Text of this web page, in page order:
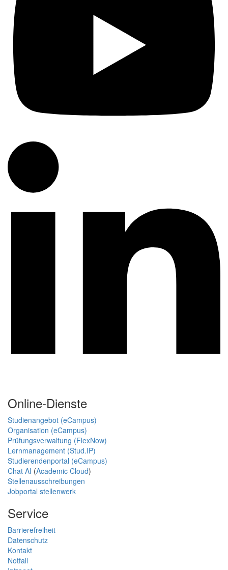
Online-Dienste
Studienangebot (eCampus)
Organisation (eCampus)
Prüfungsverwaltung (FlexNow)
Lernmanagement (Stud.IP)
Studierendenportal (eCampus)
Chat AI (Academic Cloud)
Stellenausschreibungen
Jobportal stellenwerk
Service
Barrierefreiheit
Datenschutz
Kontakt
Notfall